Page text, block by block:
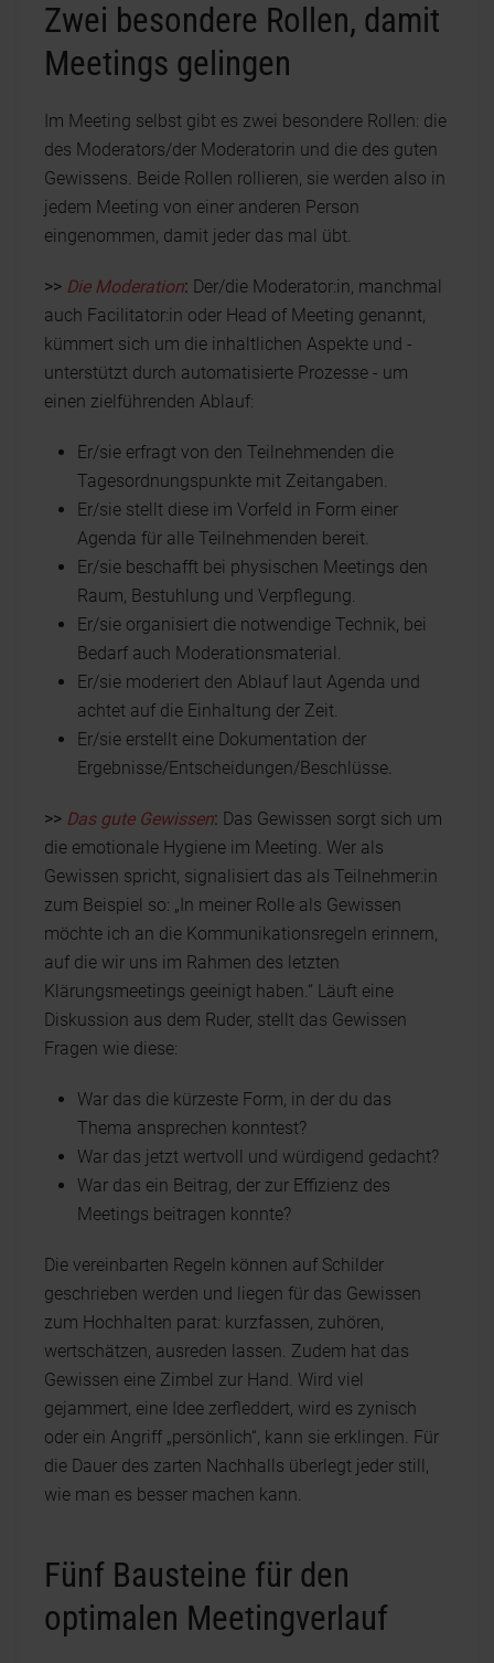
Zwei besondere Rollen, damit
Meetings gelingen
Im Meeting selbst gibt es zwei besondere Rollen: die
des Moderators/der Moderatorin und die des guten
Gewissens. Beide Rollen rollieren, sie werden also in
jedem Meeting von einer anderen Person
eingenommen, damit jeder das mal übt.
>> Die Moderation: Der/die Moderator:in, manchmal
auch Facilitator:in oder Head of Meeting genannt,
kümmert sich um die inhaltlichen Aspekte und -
unterstützt durch automatisierte Prozesse - um
einen zielführenden Ablauf:
Er/sie erfragt von den Teilnehmenden die
Tagesordnungspunkte mit Zeitangaben.
Er/sie stellt diese im Vorfeld in Form einer
Agenda für alle Teilnehmenden bereit.
Er/sie beschafft bei physischen Meetings den
Raum, Bestuhlung und Verpflegung.
Er/sie organisiert die notwendige Technik, bei
Bedarf auch Moderationsmaterial.
Er/sie moderiert den Ablauf laut Agenda und
achtet auf die Einhaltung der Zeit.
Er/sie erstellt eine Dokumentation der
Ergebnisse/Entscheidungen/Beschlüsse.
>> Das gute Gewissen: Das Gewissen sorgt sich um
die emotionale Hygiene im Meeting. Wer als
Gewissen spricht, signalisiert das als Teilnehmer:in
zum Beispiel so: „In meiner Rolle als Gewissen
möchte ich an die Kommunikationsregeln erinnern,
auf die wir uns im Rahmen des letzten
Klärungsmeetings geeinigt haben.“ Läuft eine
Diskussion aus dem Ruder, stellt das Gewissen
Fragen wie diese:
War das die kürzeste Form, in der du das
Thema ansprechen konntest?
War das jetzt wertvoll und würdigend gedacht?
War das ein Beitrag, der zur Effizienz des
Meetings beitragen konnte?
Die vereinbarten Regeln können auf Schilder
geschrieben werden und liegen für das Gewissen
zum Hochhalten parat: kurzfassen, zuhören,
wertschätzen, ausreden lassen. Zudem hat das
Gewissen eine Zimbel zur Hand. Wird viel
gejammert, eine Idee zerfleddert, wird es zynisch
oder ein Angriff „persönlich“, kann sie erklingen. Für
die Dauer des zarten Nachhalls überlegt jeder still,
wie man es besser machen kann.
Fünf Bausteine für den
optimalen Meetingverlauf